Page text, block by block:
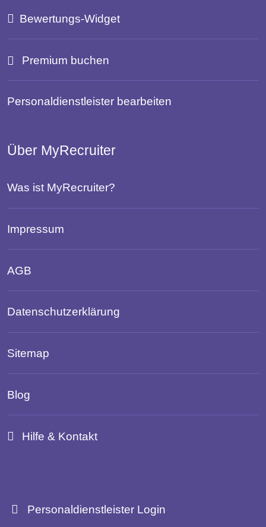
Bewertungs-Widget
Premium buchen
Personaldienstleister bearbeiten
Über MyRecruiter
Was ist MyRecruiter?
Impressum
AGB
Datenschutzerklärung
Sitemap
Blog
Hilfe & Kontakt
Personaldienstleister Login